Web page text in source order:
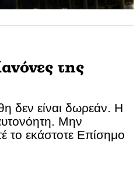
της
δεν είναι δωρεάν. Η
Μην
το εκάστοτε Επίσημο